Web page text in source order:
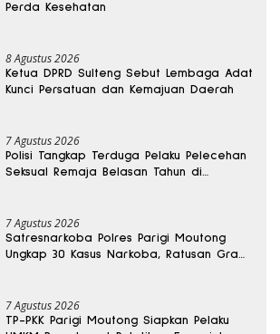
Perda Kesehatan
8 Agustus 2026
Ketua DPRD Sulteng Sebut Lembaga Adat
Kunci Persatuan dan Kemajuan Daerah
7 Agustus 2026
Polisi Tangkap Terduga Pelaku Pelecehan
Seksual Remaja Belasan Tahun di
7 Agustus 2026
Satresnarkoba Polres Parigi Moutong
Ungkap 30 Kasus Narkoba, Ratusan Gram
7 Agustus 2026
TP-PKK Parigi Moutong Siapkan Pelaku